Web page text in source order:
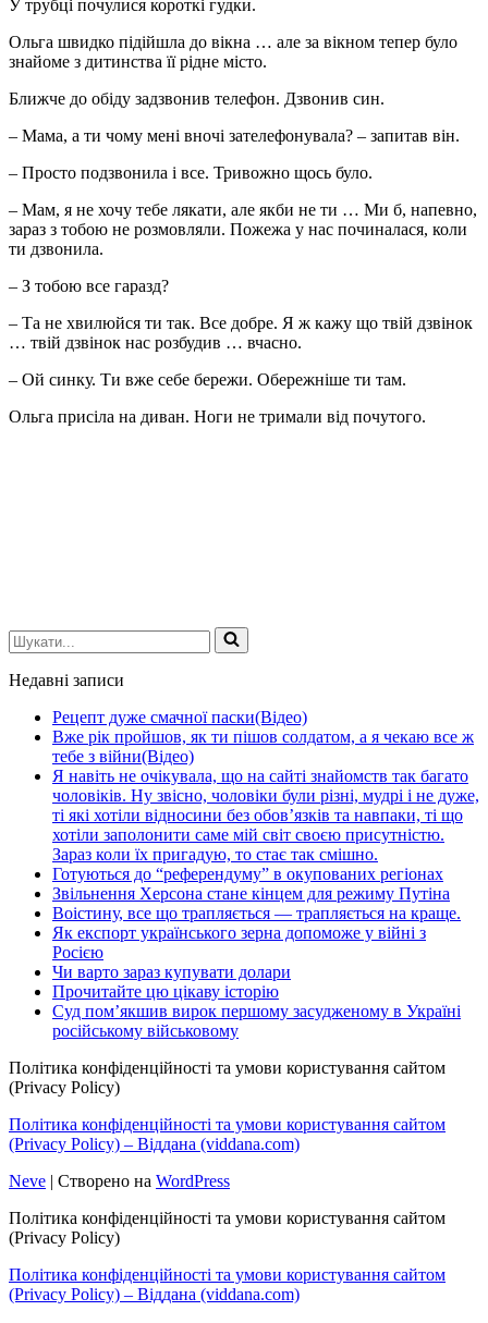
У трубці почулися короткі гудки.
Ольга швидко підійшла до вікна … але за вікном тепер було
знайоме з дитинства її рідне місто.
Ближче до обіду задзвонив телефон. Дзвонив син.
– Мама, а ти чому мені вночі зателефонувала? – запитав він.
– Просто подзвонила і все. Тривожно щось було.
– Мам, я не хочу тебе лякати, але якби не ти … Ми б, напевно,
зараз з тобою не розмовляли. Пожежа у нас починалася, коли
ти дзвонила.
– З тобою все гаразд?
– Та не хвилюйся ти так. Все добре. Я ж кажу що твій дзвінок
… твій дзвінок нас розбудив … вчасно.
– Ой синку. Ти вже себе бережи. Обережніше ти там.
Ольга присіла на диван. Ноги не тримали від почутого.
Шукати...
Недавні записи
Рецепт дуже смачної паски(Відео)
Вже рік пройшов, як ти пішов солдатом, а я чекаю все ж
тебе з війни(Відео)
Я навіть не очікувала, що на сайті знайомств так багато
чоловіків. Ну звісно, чоловіки були різні, мудрі і не дуже,
ті які хотіли відносини без обов’язків та навпаки, ті що
хотіли заполонити саме мій світ своєю присутністю.
Зараз коли їх пригадую, то стає так смішно.
Готуються до “референдуму” в окупованих регіонах
Звільнення Херсона стане кінцем для режиму Путіна
Воістину, все що трапляється — трапляється на краще.
Як експорт українського зерна допоможе у війні з
Росією
Чи варто зараз купувати долари
Прочитайте цю цікаву історію
Суд пом’якшив вирок першому засудженому в Україні
російському військовому
Політика конфіденційності та умови користування сайтом
(Privacy Policy)
Політика конфіденційності та умови користування сайтом
(Privacy Policy) – Віддана (viddana.com)
Neve | Створено на WordPress
Політика конфіденційності та умови користування сайтом
(Privacy Policy)
Політика конфіденційності та умови користування сайтом
(Privacy Policy) – Віддана (viddana.com)